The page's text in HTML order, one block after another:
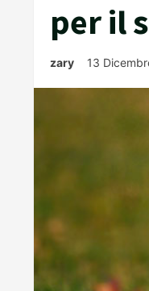
per il
zary 13